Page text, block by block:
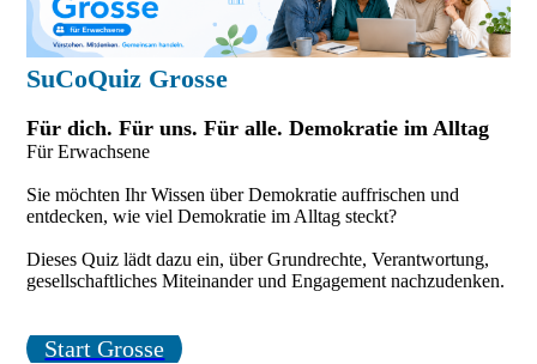
SuCoQuiz Grosse
Für dich. Für uns. Für alle. Demokratie im Alltag
Für Erwachsene
Sie möchten Ihr Wissen über Demokratie auffrischen und
entdecken, wie viel Demokratie im Alltag steckt?
Dieses Quiz lädt dazu ein, über Grundrechte, Verantwortung,
gesellschaftliches Miteinander und Engagement nachzudenken.
Start Grosse